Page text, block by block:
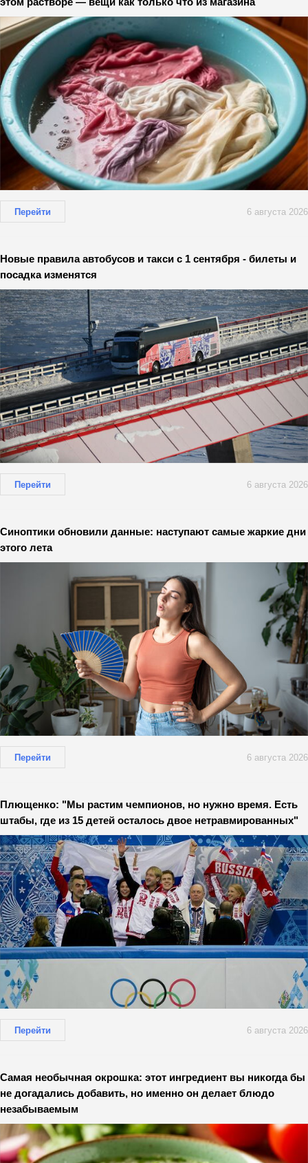
Перейти 6 августа 2026
Новые правила автобусов и такси с 1 сентября - билеты и
посадка изменятся
Перейти 6 августа 2026
Синоптики обновили данные: наступают самые жаркие дни
этого лета
Перейти 6 августа 2026
Плющенко: "Мы растим чемпионов, но нужно время. Есть
штабы, где из 15 детей осталось двое нетравмированных"
Перейти 6 августа 2026
Самая необычная окрошка: этот ингредиент вы никогда бы
не догадались добавить, но именно он делает блюдо
незабываемым